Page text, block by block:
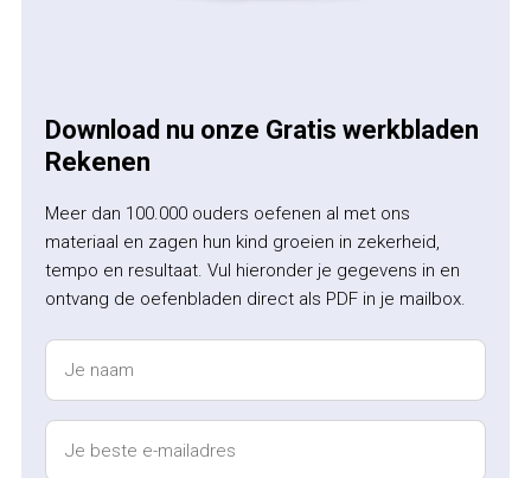
Download nu onze Gratis werkbladen
Rekenen
Meer dan 100.000 ouders oefenen al met ons
materiaal en zagen hun kind groeien in zekerheid,
tempo en resultaat. Vul hieronder je gegevens in en
ontvang de oefenbladen direct als PDF in je mailbox.